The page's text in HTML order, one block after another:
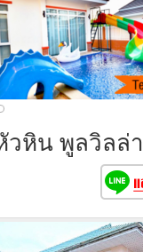
หิน พูลวิลล่า